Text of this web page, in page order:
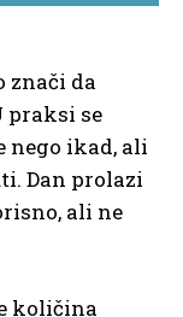
da
praksi se
nego ikad, ali
Dan prolazi
ali ne
količina